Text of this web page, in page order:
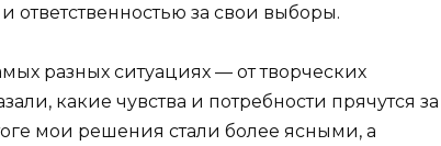
ответственностью за свои выборы.
разных ситуациях — от творческих
какие чувства и потребности прячутся за
мои решения стали более ясными, а